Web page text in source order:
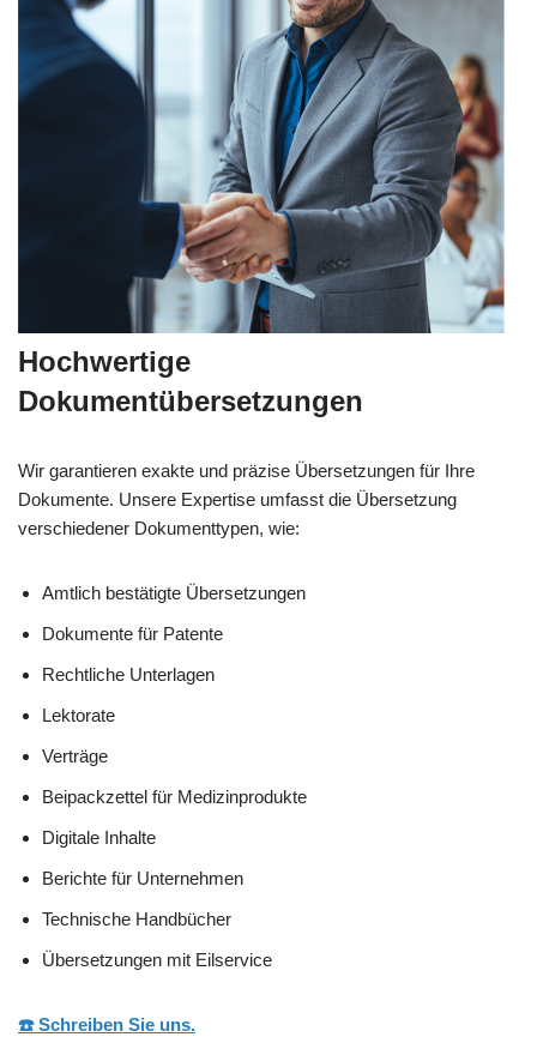
Hochwertige
Dokumentübersetzungen
Wir garantieren exakte und präzise Übersetzungen für Ihre
Dokumente. Unsere Expertise umfasst die Übersetzung
verschiedener Dokumenttypen, wie:
Amtlich bestätigte Übersetzungen
Dokumente für Patente
Rechtliche Unterlagen
Lektorate
Verträge
Beipackzettel für Medizinprodukte
Digitale Inhalte
Berichte für Unternehmen
Technische Handbücher
Übersetzungen mit Eilservice
☎️ Schreiben Sie uns.